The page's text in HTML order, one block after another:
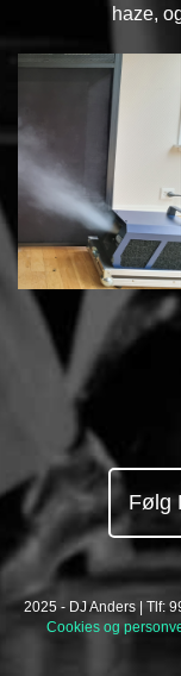
haze,
Følg
2025 - DJ Anders | Tlf:
Cookies og